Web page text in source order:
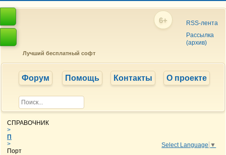
6+
RSS-лента
Рассылка
(архив)
Лучший бесплатный софт
Форум Помощь Контакты О проекте
СПРАВОЧНИК
>
П
>
Порт
Select Language ▼